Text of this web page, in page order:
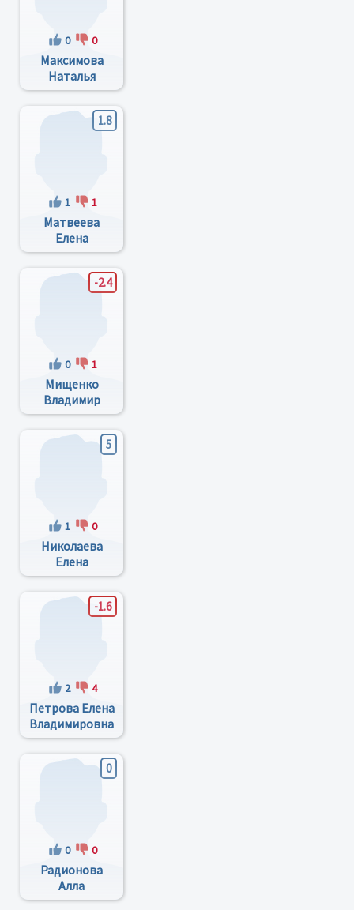
0 0
Максимова
Наталья
Александровна
1.8
1 1
Матвеева
Елена
Евгеньевна
-2.4
0 1
Мищенко
Владимир
Ильич
5
1 0
Николаева
Елена
Александровна
-1.6
2 4
Петрова Елена
Владимировна
0
0 0
Радионова
Алла
Владимировна